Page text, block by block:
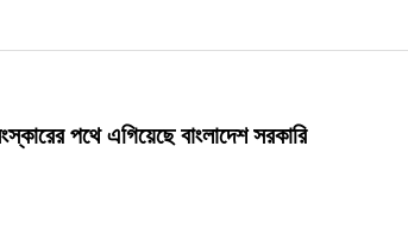
পথে এগিয়েছে বাংলাদেশ সরকারি